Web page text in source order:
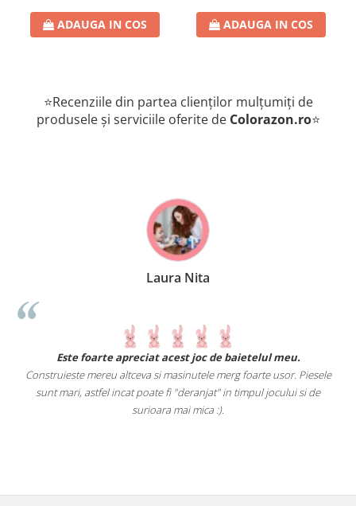
ADAUGA IN COS ADAUGA IN COS
⭐Recenziile din partea clienților mulțumiți de
produsele și serviciile oferite de Colorazon.ro⭐
Laura Nita
Este foarte apreciat acest joc de baietelul meu.
Construieste mereu altceva si masinutele merg foarte usor. Piesele
sunt mari, astfel incat poate fi "deranjat" in timpul jocului si de
surioara mai mica :).